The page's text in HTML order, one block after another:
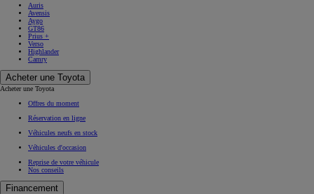
Auris
Avensis
Aygo
GT86
Prius +
Verso
Highlander
Camry
Acheter une Toyota
Acheter une Toyota
Offres du moment
Réservation en ligne
Véhicules neufs en stock
Véhicules d'occasion
Reprise de votre véhicule
Nos conseils
Financement